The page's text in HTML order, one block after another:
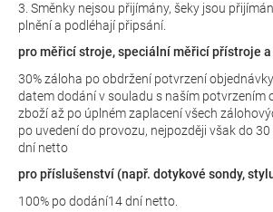
3. Směnky nejsou přijímány, šeky jsou
plnění a podléhají připsání.
pro měřicí stroje, speciální měřicí přístroje
30% záloha po obdržení potvrzení objednávky
datem dodání v souladu s naším potvrzením
zboží až po úplném zaplacení všech
po uvedení do provozu, nejpozději však do
dní netto
pro příslušenství (např. dotykové sondy,
100% po dodání14 dní netto.